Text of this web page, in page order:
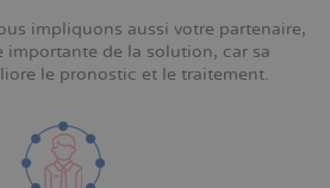
impliquons aussi votre partenaire,
importante de la solution, car sa
le pronostic et le traitement.